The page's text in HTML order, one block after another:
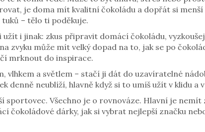
je doma mít kvalitní čokoládu a dopřát si
– tělo ti poděkuje.
i jinak: zkus připravit domácí čokoládu,
zvyku může mít velký dopad na to, jak se po
mrknout do inspirace.
vlhkem a světlem – stačí ji dát do uzavíratelné
denně neublíží, hlavně když si to umíš užít v klidu a
sportovec. Všechno je o rovnováze. Hlavní je
čokoládové dárky, jak si vybrat nejlepší značku